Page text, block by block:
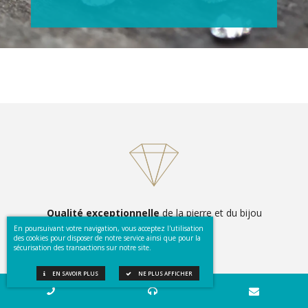
Qualité exceptionnellede la pierre et du bijou
En poursuivant votre navigation, vous acceptez l'utilisation
des cookies pour disposer de notre service ainsi que pour la
sécurisation des transactions sur notre site.
NE PLUS AFFICHER
EN SAVOIR PLUS